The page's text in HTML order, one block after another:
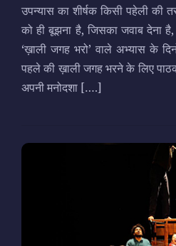
उपन्यास का शीर्षक किसी पहेली
को ही बूझना है, जिसका जवाब देना
‘ख़ाली जगह भरो’ वाले अभ्यास के
पहले की ख़ाली जगह भरने के लिए
अपनी मनोदशा [….]